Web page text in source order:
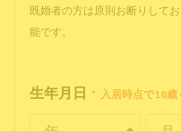
既婚者の方は原則お断りして
能です。
生年月日 * 入居時点で18歳